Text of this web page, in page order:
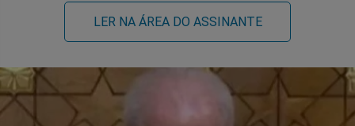
LER NA ÁREA DO ASSINANTE